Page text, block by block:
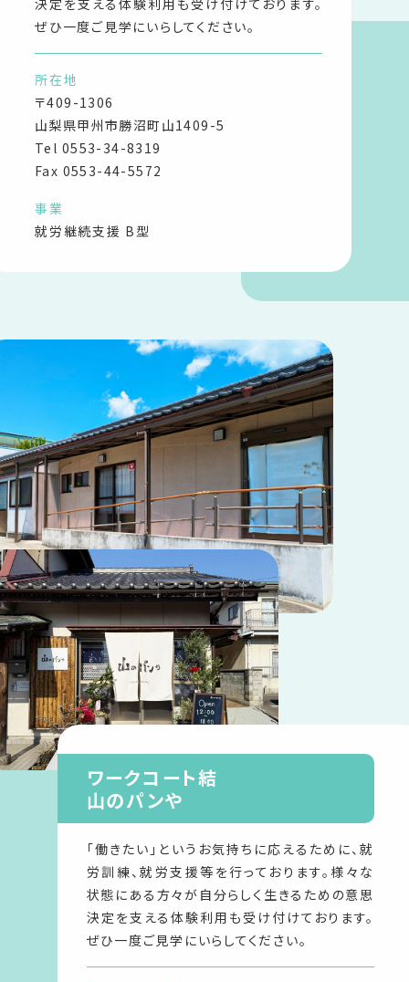
決定を支える体験利用も受け付けております。
ぜひ一度ご見学にいらしてください。
所在地
〒409-1306
山梨県甲州市勝沼町山1409-5
Tel 0553-34-8319
Fax 0553-44-5572
事業
就労継続支援 B型
ワークコート結
山のパンや
「働きたい」というお気持ちに応えるために、就
労訓練、就労支援等を行っております。様々な
状態にある方々が自分らしく生きるための意思
決定を支える体験利用も受け付けております。
ぜひ一度ご見学にいらしてください。